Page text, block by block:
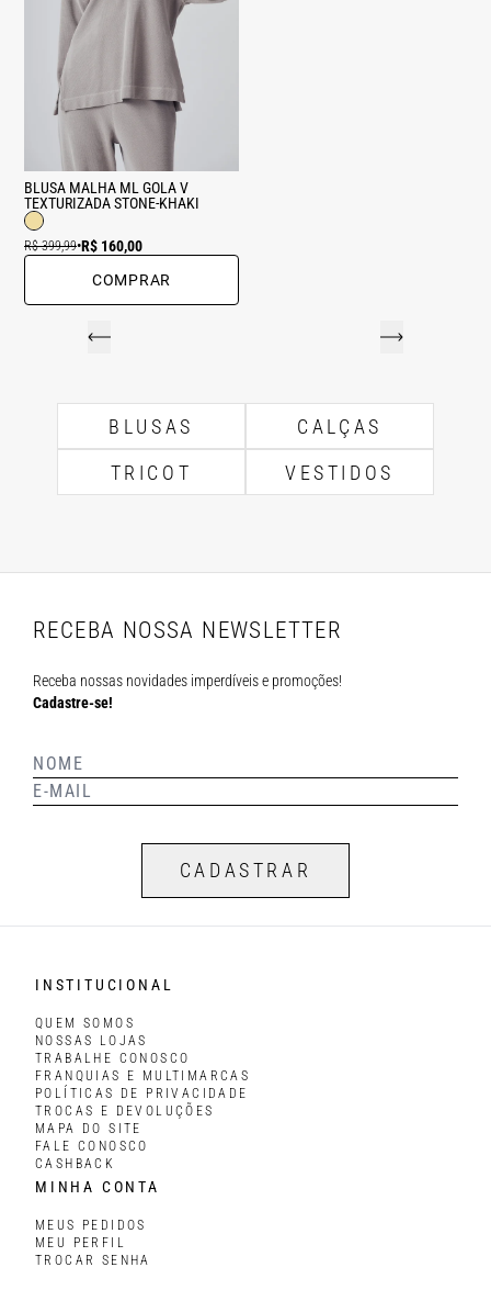
BLUSA MALHA ML GOLA V
TEXTURIZADA STONE-KHAKI
R$ 399,99•R$ 160,00
COMPRAR
BLUSAS
CALÇAS
TRICOT
VESTIDOS
RECEBA NOSSA NEWSLETTER
Receba nossas novidades imperdíveis e promoções!
Cadastre-se!
CADASTRAR
INSTITUCIONAL
QUEM SOMOS
NOSSAS LOJAS
TRABALHE CONOSCO
FRANQUIAS E MULTIMARCAS
POLÍTICAS DE PRIVACIDADE
TROCAS E DEVOLUÇÕES
MAPA DO SITE
FALE CONOSCO
CASHBACK
MINHA CONTA
MEUS PEDIDOS
MEU PERFIL
TROCAR SENHA